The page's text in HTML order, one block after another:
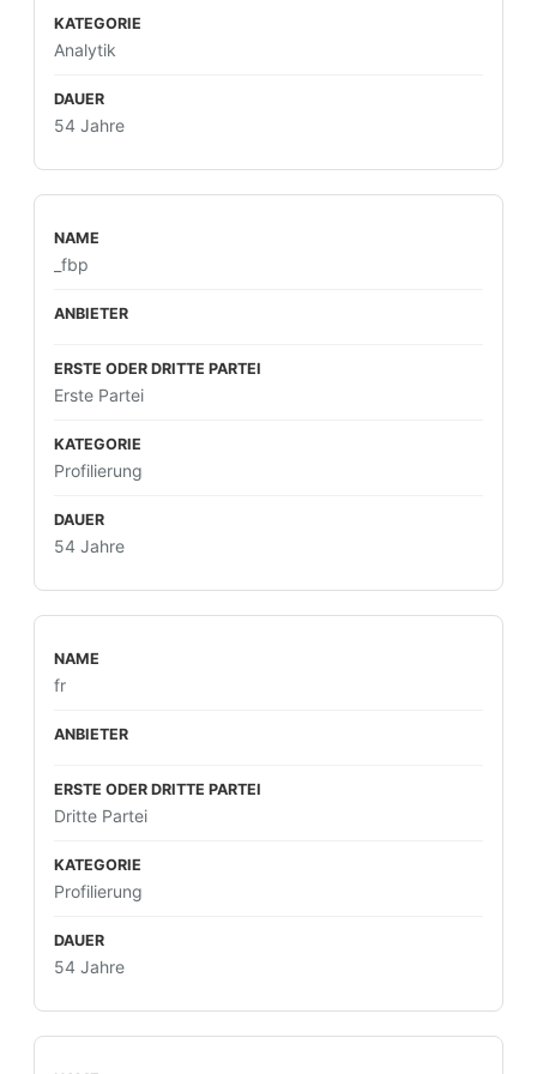
Analytik
54 Jahre
_fbp
Erste Partei
Profilierung
54 Jahre
fr
Dritte Partei
Profilierung
54 Jahre